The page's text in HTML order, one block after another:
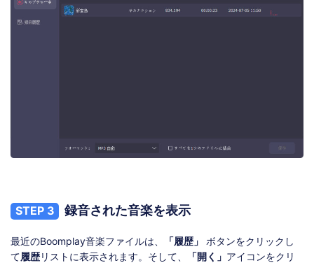
STEP 3 録音された音楽を表示
最近のBoomplay音楽ファイルは、 「履歴」
ボタンをクリックし
て履歴リストに表示されます。そして、 「開く」 アイコンをクリ